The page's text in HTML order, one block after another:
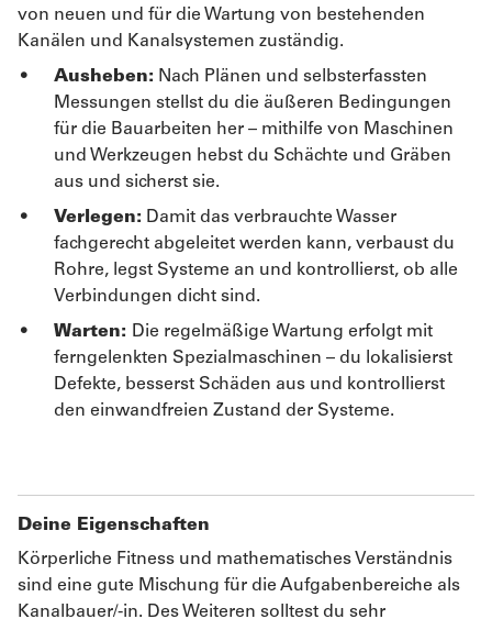
von neuen und für die Wartung von bestehenden
Kanälen und Kanalsystemen zuständig.
Ausheben: Nach Plänen und selbsterfassten
Messungen stellst du die äußeren Bedingungen
für die Bauarbeiten her – mithilfe von Maschinen
und Werkzeugen hebst du Schächte und Gräben
aus und sicherst sie.
Verlegen: Damit das verbrauchte Wasser
fachgerecht abgeleitet werden kann, verbaust du
Rohre, legst Systeme an und kontrollierst, ob alle
Verbindungen dicht sind.
Warten: Die regelmäßige Wartung erfolgt mit
ferngelenkten Spezialmaschinen – du lokalisierst
Defekte, besserst Schäden aus und kontrollierst
den einwandfreien Zustand der Systeme.
Deine Eigenschaften
Körperliche Fitness und mathematisches Verständnis
sind eine gute Mischung für die Aufgabenbereiche als
Kanalbauer/-in. Des Weiteren solltest du sehr